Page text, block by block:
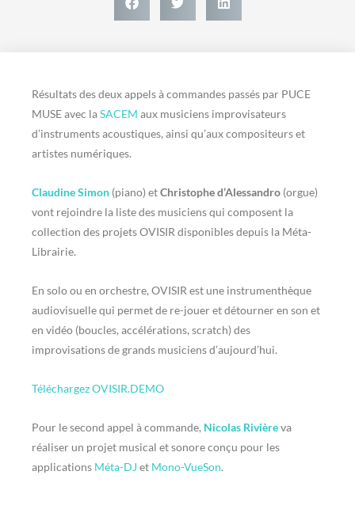
Résultats des deux appels à commandes passés par PUCE
MUSE avec laSACEM aux musiciens improvisateurs
d’instruments acoustiques, ainsi qu’aux compositeurs et
artistes numériques.
Claudine Simon (piano) etChristophe d’Alessandro (orgue)
vont rejoindre la liste des musiciens qui composent la
collection des projets OVISIR disponibles depuis la Méta-
Librairie.
En solo ou en orchestre, OVISIR est une instrumenthèque
audiovisuelle qui permet de re-jouer et détourner en son et
en vidéo (boucles, accélérations, scratch) des
improvisations de grands musiciens d’aujourd’hui.
Téléchargez OVISIR.DEMO
Pour le second appel à commande, Nicolas Rivièreva
réaliser un projet musical et sonore conçu pour les
applications Méta-DJ et Mono-VueSon.